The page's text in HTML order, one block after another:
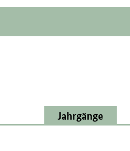
Jahrgänge